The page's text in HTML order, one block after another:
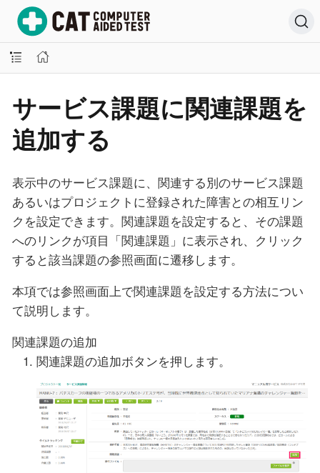
サービス課題に関連課題を
追加する
表示中のサービス課題に、関連する別のサービス課題
あるいはプロジェクトに登録された障害との相互リン
クを設定できます。関連課題を設定すると、その課題
へのリンクが項目「関連課題」に表示され、クリック
すると該当課題の参照画面に遷移します。
本項では参照画面上で関連課題を設定する方法につい
て説明します。
関連課題の追加
関連課題の追加ボタンを押します。